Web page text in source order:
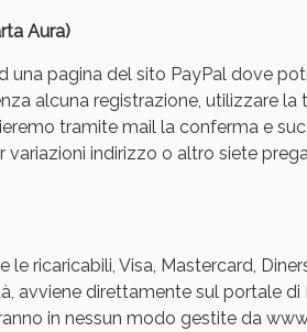
Aura)
pagina del sito PayPal dove
alcuna registrazione, utilizzare la
tramite mail la conferma e
indirizzo o altro siete
ricaricabili, Visa, Mastercard,
avviene direttamente sul portale di
in nessun modo gestite da
fino al 55% valido